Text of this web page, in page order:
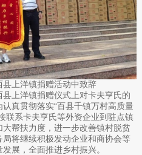
上洋镇捐赠活动中致辞
上洋镇捐赠仪式上对卡夫亨氏的
真贯彻落实“百县千镇万村高质量
联系卡夫亨氏等外资企业到驻点镇
帮扶力度，进一步改善镇村脱贫
将继续积极发动企业和商协会等
展，全面推进乡村振兴。